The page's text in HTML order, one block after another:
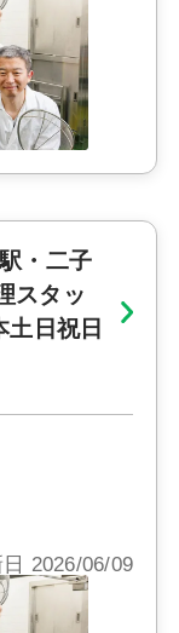
・二子
スタッ
日祝日
2026/06/09